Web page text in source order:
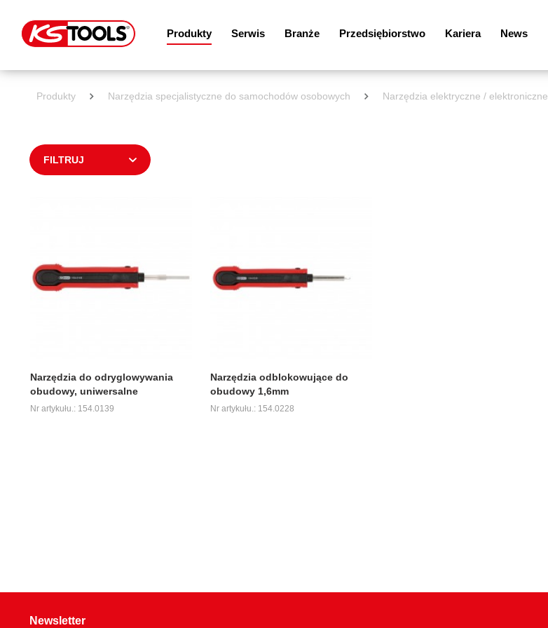
Produkty Serwis Branże Przedsiębiorstwo Kariera News
Produkty Narzędzia specjalistyczne do samochodów osobowych Narzędzia elektryczne / elektroniczne
FILTRUJ
Narzędzia do odryglowywania
obudowy, uniwersalne
Nr artykułu.: 154.0139
Narzędzia odblokowujące do
obudowy 1,6mm
Nr artykułu.: 154.0228
Newsletter